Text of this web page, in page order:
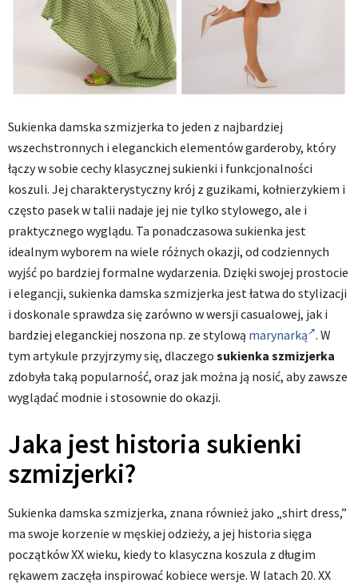
Sukienka damska szmizjerka to jeden z najbardziej
wszechstronnych i eleganckich elementów garderoby, który
łączy w sobie cechy klasycznej sukienki i funkcjonalności
koszuli. Jej charakterystyczny krój z guzikami, kołnierzykiem i
często pasek w talii nadaje jej nie tylko stylowego, ale i
praktycznego wyglądu. Ta ponadczasowa sukienka jest
idealnym wyborem na wiele różnych okazji, od codziennych
wyjść po bardziej formalne wydarzenia. Dzięki swojej prostocie
i elegancji, sukienka damska szmizjerka jest łatwa do stylizacji
i doskonale sprawdza się zarówno w wersji casualowej, jak i
bardziej eleganckiej noszona np. ze stylową marynarką . W
tym artykule przyjrzymy się, dlaczego sukienka szmizjerka
zdobyła taką popularność, oraz jak można ją nosić, aby zawsze
wyglądać modnie i stosownie do okazji.
Jaka jest historia sukienki
szmizjerki?
Sukienka damska szmizjerka, znana również jako „shirt dress,”
ma swoje korzenie w męskiej odzieży, a jej historia sięga
początków XX wieku, kiedy to klasyczna koszula z długim
rękawem zaczęła inspirować kobiece wersje. W latach 20. XX